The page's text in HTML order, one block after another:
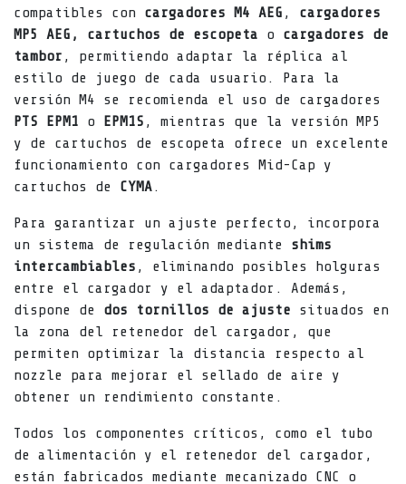
compatibles con cargadores M4 AEG , cargadores
MP5 AEG, cartuchos de escopeta o cargadores de
tambor , permitiendo adaptar la réplica al
estilo de juego de cada usuario. Para la
versión M4 se recomienda el uso de cargadores
PTS EPM1 o EPM1S , mientras que la versión MP5
y de cartuchos de escopeta ofrece un excelente
funcionamiento con cargadores Mid-Cap y
cartuchos de CYMA.
Para garantizar un ajuste perfecto, incorpora
un sistema de regulación mediante shims
intercambiables , eliminando posibles holguras
entre el cargador y el adaptador. Además,
dispone de dos tornillos de ajuste situados en
la zona del retenedor del cargador, que
permiten optimizar la distancia respecto al
nozzle para mejorar el sellado de aire y
obtener un rendimiento constante.
Todos los componentes críticos, como el tubo
de alimentación y el retenedor del cargador,
están fabricados mediante mecanizado CNC o